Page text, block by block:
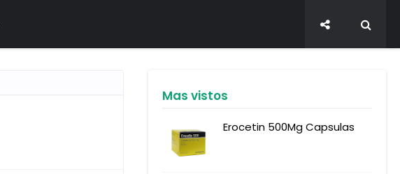
Mas vistos
Erocetin 500Mg Capsulas